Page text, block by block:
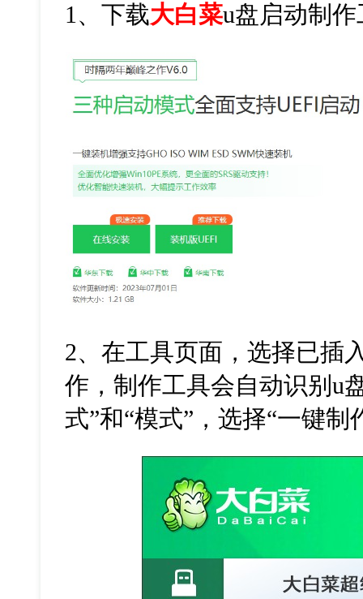
1 、下载大白菜u盘启动制
2、在工具页面，选择已插
作，制作工具会自动识别u
式”和“模式” ，选择“一键制